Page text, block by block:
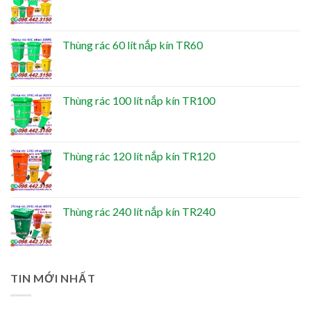
Thùng rác 60 lít nắp kín TR60
Thùng rác 100 lít nắp kín TR100
Thùng rác 120 lít nắp kín TR120
Thùng rác 240 lít nắp kín TR240
TIN MỚI NHẤT